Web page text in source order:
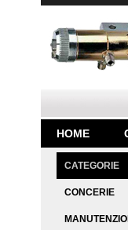
HOME
CATEGORIE
CONCERIE